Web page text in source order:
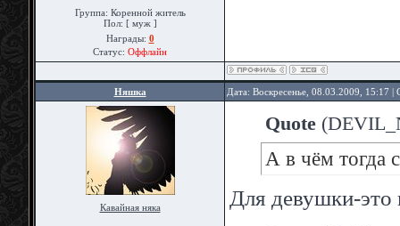
Группа: Коренной житель
Пол: [ муж ]
Награды: 0
Статус: Оффлайн
Няшка Дата: Воскресенье, 08.03.2009, 15:17
Кавайная няка
Quote (
А в чём тогда
Для девушки-это